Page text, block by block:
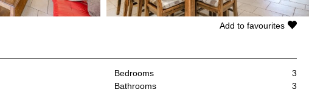
Bedrooms
3
Bathrooms
3
Add to favourites